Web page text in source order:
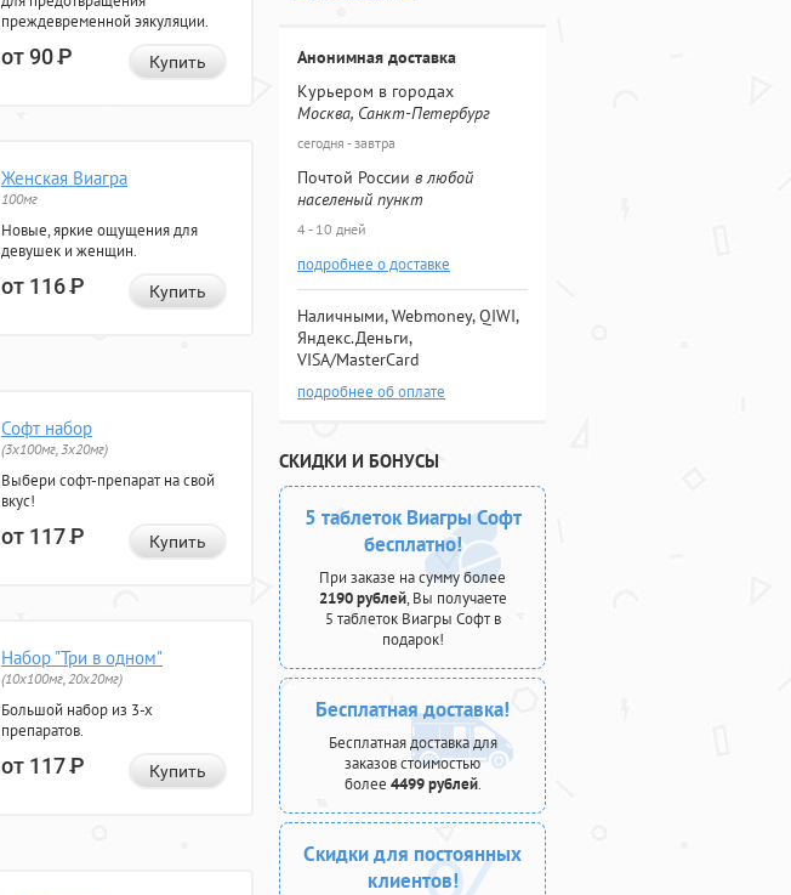
преждевременной эякуляции.
от 90Р Купить
Женская Виагра
100мг
Новые, яркие ощущения для
девушек и женщин.
от 116Р Купить
Софт набор
(3x100мг, 3x20мг)
Выбери софт-препарат на свой
вкус!
от 117Р Купить
Набор "Три в одном"
(10x100мг, 20x20мг)
Большой набор из 3-х
препаратов.
от 117Р Купить
Анонимная доставка
Курьером в городах
Москва, Санкт-Петербург
сегодня - завтра
Почтой России в любой
населеный пункт
4 - 10 дней
подробнее о доставке
Наличными, Webmoney, QIWI,
Яндекс.Деньги,
VISA/MasterCard
подробнее об оплате
СКИДКИ И БОНУСЫ
5 таблеток Виагры Софт
бесплатно!
При заказе на сумму более
2190 рублей, Вы получаете
5 таблеток Виагры Софт в
подарок!
Бесплатная доставка!
Бесплатная доставка для
заказов стоимостью
более 4499 рублей.
Скидки для постоянных
клиентов!